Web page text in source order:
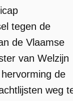
tegen de
de Vlaamse
van Welzijn
de
weg